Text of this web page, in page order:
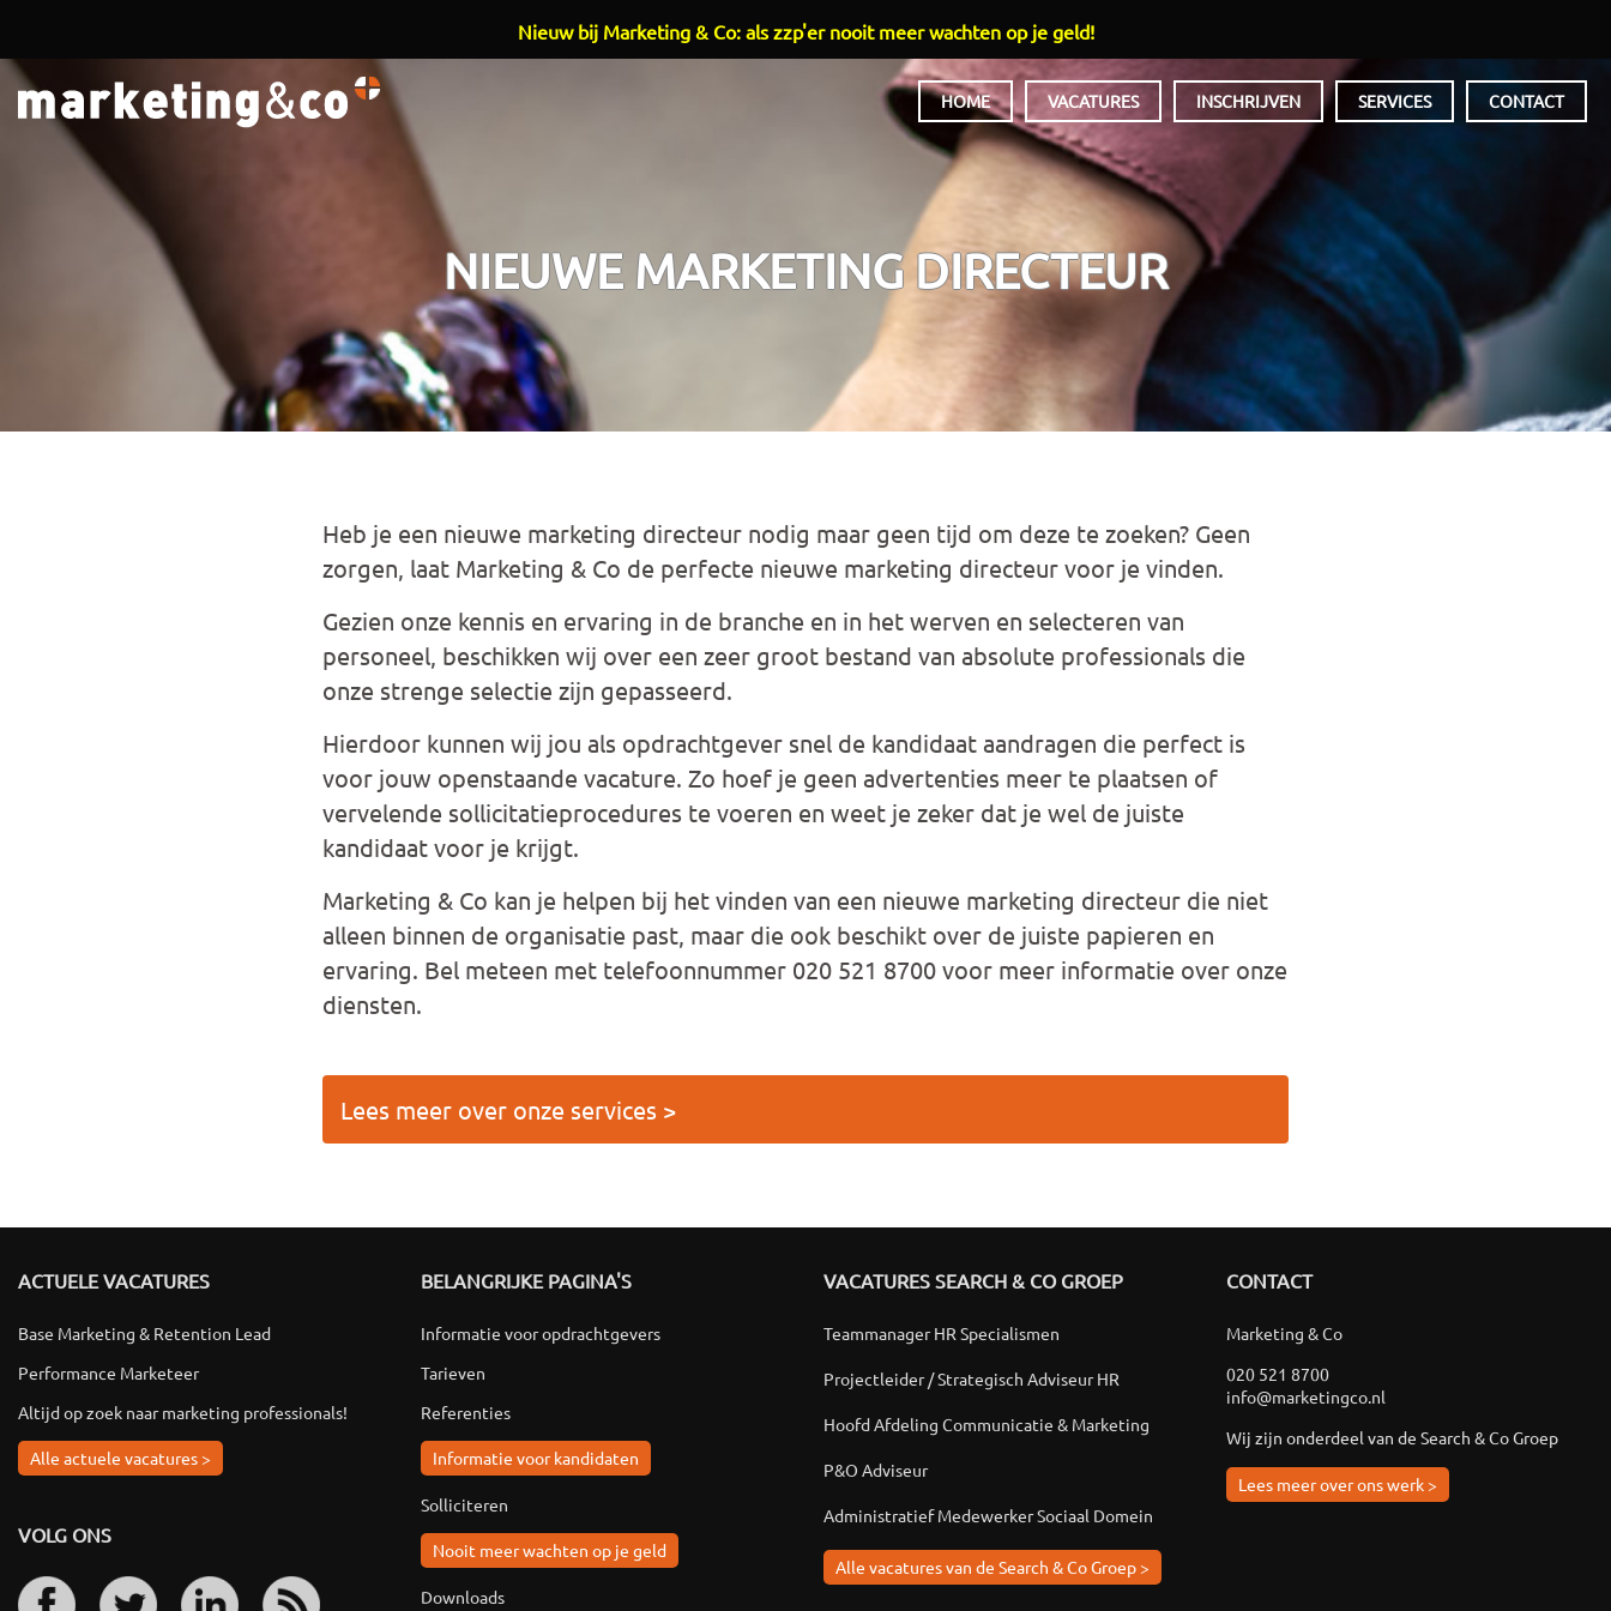
Overslaan en naar de inhoud gaan
HOME VACATURES INSCHRIJVEN SERVICES CONTACT
NIEUWE MARKETING DIRECTEUR
Heb je een nieuwe marketing directeur nodig maar geen tijd om deze te zoeken? Geen
zorgen, laat Marketing & Co de perfecte nieuwe marketing directeur voor je vinden.
Gezien onze kennis en ervaring in de branche en in het werven en selecteren van
personeel, beschikken wij over een zeer groot bestand van absolute professionals die
onze strenge selectie zijn gepasseerd.
Hierdoor kunnen wij jou als opdrachtgever snel de kandidaat aandragen die perfect is
voor jouw openstaande vacature. Zo hoef je geen advertenties meer te plaatsen of
vervelende sollicitatieprocedures te voeren en weet je zeker dat je wel de juiste
kandidaat voor je krijgt.
Marketing & Co kan je helpen bij het vinden van een nieuwe marketing directeur die niet
alleen binnen de organisatie past, maar die ook beschikt over de juiste papieren en
ervaring. Bel meteen met telefoonnummer 020 521 8700 voor meer informatie over onze
diensten.
Lees meer over onze services >
ACTUELE VACATURES
Base Marketing & Retention Lead
Performance Marketeer
Altijd op zoek naar marketing professionals!
Alle actuele vacatures >
VOLG ONS
BELANGRIJKE PAGINA'S
Informatie voor opdrachtgevers
Tarieven
Referenties
Informatie voor kandidaten
Solliciteren
Nooit meer wachten op je geld
Downloads
VACATURES SEARCH & CO GROEP
Teammanager HR Specialismen
Projectleider / Strategisch Adviseur HR
Hoofd Afdeling Communicatie & Marketing
P&O Adviseur
Administratief Medewerker Sociaal Domein
Alle vacatures van de Search & Co Groep >
CONTACT
Marketing & Co
020 521 8700
info@marketingco.nl
Wij zijn onderdeel van de Search & Co Groep
Lees meer over ons werk >
Nieuw bij Marketing & Co: als zzp'er nooit meer wachten op je geld!